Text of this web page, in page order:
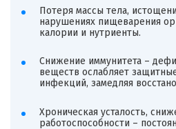
Потеря массы тела,
нарушениях пищеварения
калории и нутриенты.
Снижение иммунитета –
веществ ослабляет
инфекций, замедляя
Хроническая усталость,
работоспособности –